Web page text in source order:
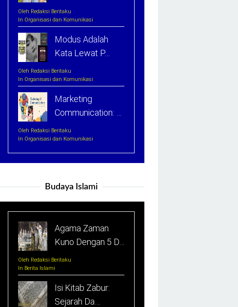
Oleh Redaksi Beritaku
In Organisasi dan Komunikasi
Modus Adalah
Kata Lewat P…
Oleh Redaksi Beritaku
In Organisasi dan Komunikasi
Marketing
Communication: …
Oleh Redaksi Beritaku
In Organisasi dan Komunikasi
Budaya Islami
Agama Zaman
Kuno Dengan 5 D…
Oleh Redaksi Beritaku
In Berita Islami
Isi Kitab Zabur:
Sejarah Da…